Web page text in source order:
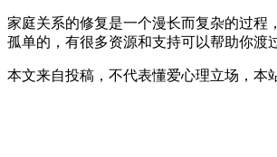
家庭关系的修复是一个漫长而复杂的过程
孤单的，有很多资源和支持可以帮助你渡
本文来自投稿，不代表懂爱心理立场，本